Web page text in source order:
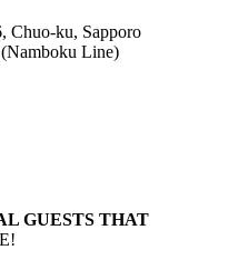
Chuo-ku, Sapporo
Line)
GUESTS THAT